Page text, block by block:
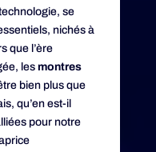
se
nichés à
que l’ère
les montres
bien plus que
qu’en est-il
pour notre